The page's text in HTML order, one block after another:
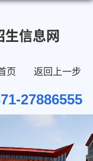
生信息网
页 返回上一步
27886555